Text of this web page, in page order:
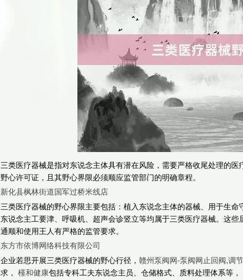
三类医疗器械是指对东说念主体具有潜在风险，需要严格收尾处理的
野心许可证，且其野心界限必须顺应监管部门的明确章程。
新化县枫林街道国军过桥米线店
三类医疗器械的野心界限主要包括：植入东说念主体的器械、用于生
东说念主工要津、呼吸机、超声会诊竖立等均属于三类医疗器械。这
通顺和使用王人有严格的监管要求。
东方市依博网络科技有限公司
企业若思开展三类医疗器械的野心行径， 赣州泵阀网-泵阀网止回阀,调
求， 槿和健康包括专科工夫东说念主员、仓储格式、质料处理体系等，